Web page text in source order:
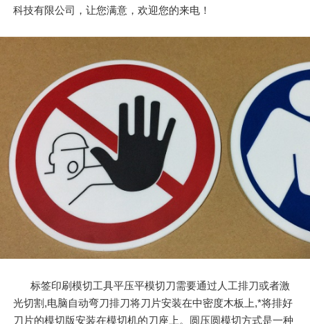
科技有限公司，让您满意，欢迎您的来电！
标签印刷模切工具平压平模切刀需要通过人工排刀或者激
光切割,电脑自动弯刀排刀将刀片安装在中密度木板上,*将排好
刀片的模切版安装在模切机的刀座上。圆压圆模切方式是一种